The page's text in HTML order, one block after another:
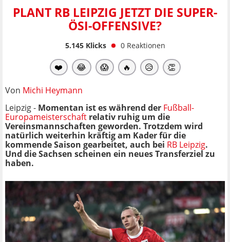
PLANT RB LEIPZIG JETZT DIE SUPER-
ÖSI-OFFENSIVE?
5.145Klicks 0 Reaktionen
❤️ 😂 😱 🔥 😥 👏
Von Michi Heymann
Leipzig - Momentan ist es während der Fußball-
Europameisterschaft relativ ruhig um die
Vereinsmannschaften geworden. Trotzdem wird
natürlich weiterhin kräftig am Kader für die
kommende Saison gearbeitet, auch bei RB Leipzig.
Und die Sachsen scheinen ein neues Transferziel zu
haben.